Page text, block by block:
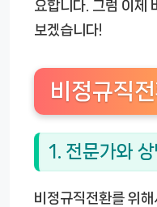
요합니다. 그럼 이제
보겠습니다!
비정규직
1. 전문가와 상
비정규직전환를 위